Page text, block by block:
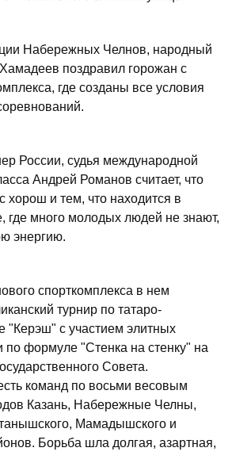
Набережных Челнов, народный
поздравил горожан с
где созданы все условия
России, судья международной
Андрей Романов считает, что
хорош и тем, что находится в
где много молодых людей не знают,
энергию.
спорткомплекса в нем
турнир по татаро-
"Керэш" с участием элитных
по формуле "Стенка на стенку" на
Совета.
команд по восьми весовым
Казань, Набережные Челны,
Мамадышского и
Борьба шла долгая, азартная,